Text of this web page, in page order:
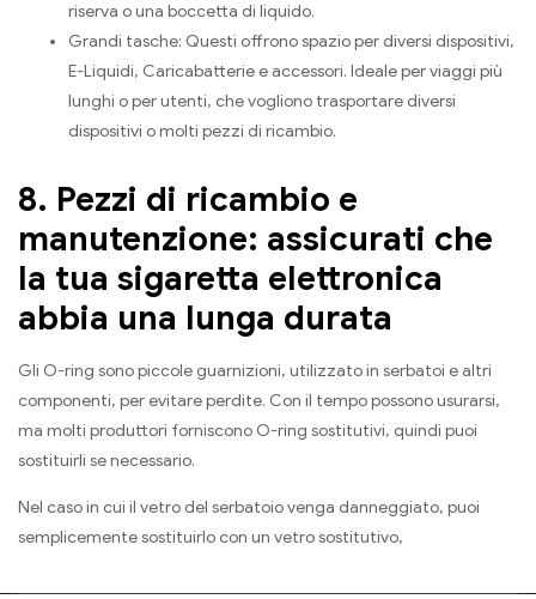
riserva o una boccetta di liquido.
Grandi tasche: Questi offrono spazio per diversi dispositivi,
E-Liquidi, Caricabatterie e accessori. Ideale per viaggi più
lunghi o per utenti, che vogliono trasportare diversi
dispositivi o molti pezzi di ricambio.
8. Pezzi di ricambio e
manutenzione: assicurati che
la tua sigaretta elettronica
abbia una lunga durata
Gli O-ring sono piccole guarnizioni, utilizzato in serbatoi e altri
componenti, per evitare perdite. Con il tempo possono usurarsi,
ma molti produttori forniscono O-ring sostitutivi, quindi puoi
sostituirli se necessario.
Nel caso in cui il vetro del serbatoio venga danneggiato, puoi
semplicemente sostituirlo con un vetro sostitutivo,